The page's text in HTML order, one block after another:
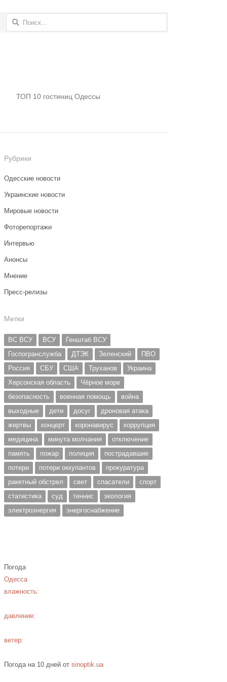
Найти:
ТОП 10 гостиниц Одессы
Рубрики
Одесские новости
Украинские новости
Мировые новости
Фоторепортажи
Интервью
Анонсы
Мнение
Пресс-релизы
Метки
ВС ВСУ ВСУ
Генштаб ВСУ
Госпогранслужба
ДТЭК Зеленский
ПВО
Россия
СБУ США Труханов
Украина
Херсонская область
Чёрное море
безопасность
военная помощь
война
выходные
дети досуг
дроновая атака
жертвы
концерт коронавирус
коррупция
медицина
минута молчания
отключение
память
пожар полиция
пострадавшие
потери
потери оккупантов
прокуратура
ракетный обстрел
свет спасатели
спорт
статистика
суд теннис
экология
электроэнергия
энергоснабжение
Погода
Одесса
влажность:
давление:
ветер:
Погода на 10 дней отsinoptik.ua